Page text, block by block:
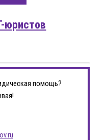
юристов
помощь?